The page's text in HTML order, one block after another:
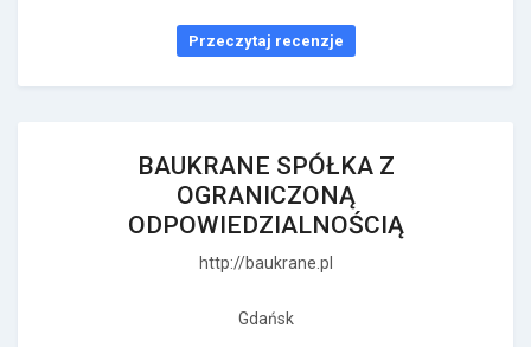
Przeczytaj recenzje
BAUKRANE SPÓŁKA Z
OGRANICZONĄ
ODPOWIEDZIALNOŚCIĄ
http://baukrane.pl
Gdańsk